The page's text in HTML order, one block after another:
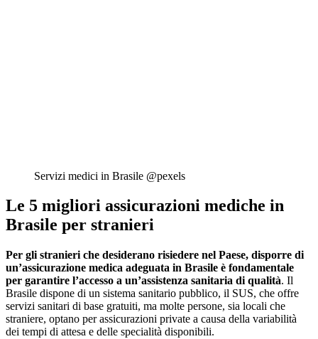
Servizi medici in Brasile @pexels
Le 5 migliori assicurazioni mediche in
Brasile per stranieri
Per gli stranieri che desiderano risiedere nel Paese, disporre di
un’assicurazione medica adeguata in Brasile è fondamentale
per garantire l’accesso a un’assistenza sanitaria di qualità. Il
Brasile dispone di un sistema sanitario pubblico, il SUS, che offre
servizi sanitari di base gratuiti, ma molte persone, sia locali che
straniere, optano per assicurazioni private a causa della variabilità
dei tempi di attesa e delle specialità disponibili.